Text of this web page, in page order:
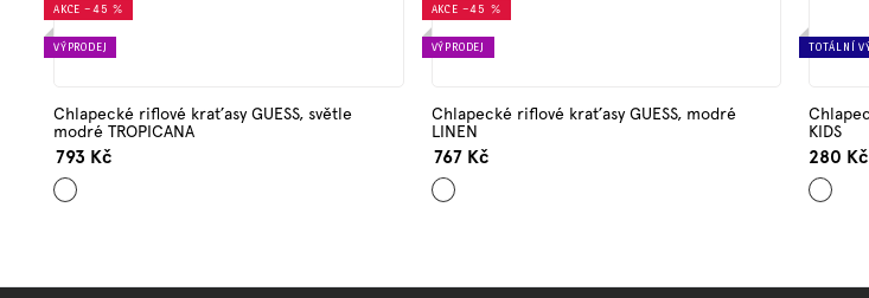
AKCE –45 %
VÝPRODEJ
Chlapecké riflové kraťasy GUESS, světle
modré TROPICANA
793 Kč
Světle
modrá
AKCE –45 %
VÝPRODEJ
Chlapecké riflové kraťasy GUESS, modré
LINEN
767 Kč
Modrá
TOTÁLNÍ
KIDS
280 Kč
Světle
modrá